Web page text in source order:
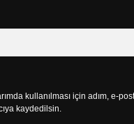
kullanılması için adım, e-
kaydedilsin.